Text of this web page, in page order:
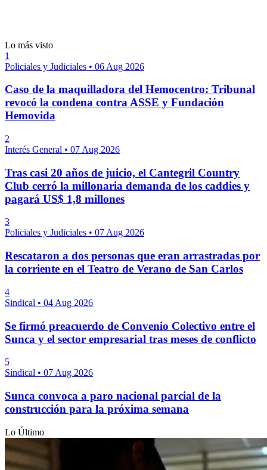
Lo más visto
1
Policiales y Judiciales • 06 Aug 2026
Caso de la maquilladora del Hemocentro: Tribunal
revocó la condena contra ASSE y Fundación
Hemovida
2
Interés General • 07 Aug 2026
Tras casi 20 años de juicio, el Cantegril Country
Club cerró la millonaria demanda de los caddies y
pagará US$ 1,8 millones
3
Policiales y Judiciales • 07 Aug 2026
Rescataron a dos personas que eran arrastradas por
la corriente en el Teatro de Verano de San Carlos
4
Sindical • 04 Aug 2026
Se firmó preacuerdo de Convenio Colectivo entre el
Sunca y el sector empresarial tras meses de conflicto
5
Sindical • 07 Aug 2026
Sunca convoca a paro nacional parcial de la
construcción para la próxima semana
Lo Último